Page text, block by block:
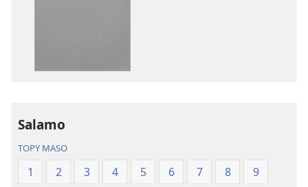
2021)
2021)
Salamo
TOPY MASO
1 2 3 4 5 6 7 8
9